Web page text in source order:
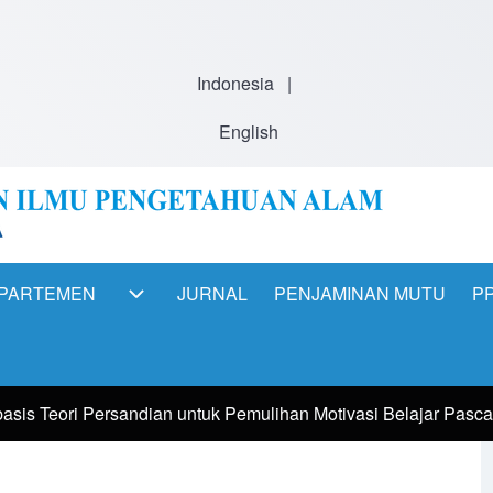
Indonesia |
English
JURNAL PENJAMINAN MUTU
Teori Persandian untuk Pemulihan Motivasi Belajar